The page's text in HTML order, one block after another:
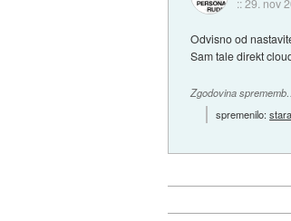
::29. nov
Odvisno od
Sam tale direkt
Zgodovina
spremenilo: